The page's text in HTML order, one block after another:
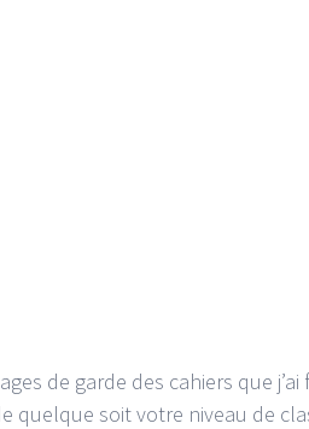
de garde des cahiers que
quelque soit votre niveau de